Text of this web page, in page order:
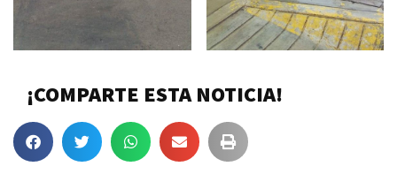
¡COMPARTE ESTA NOTICIA!